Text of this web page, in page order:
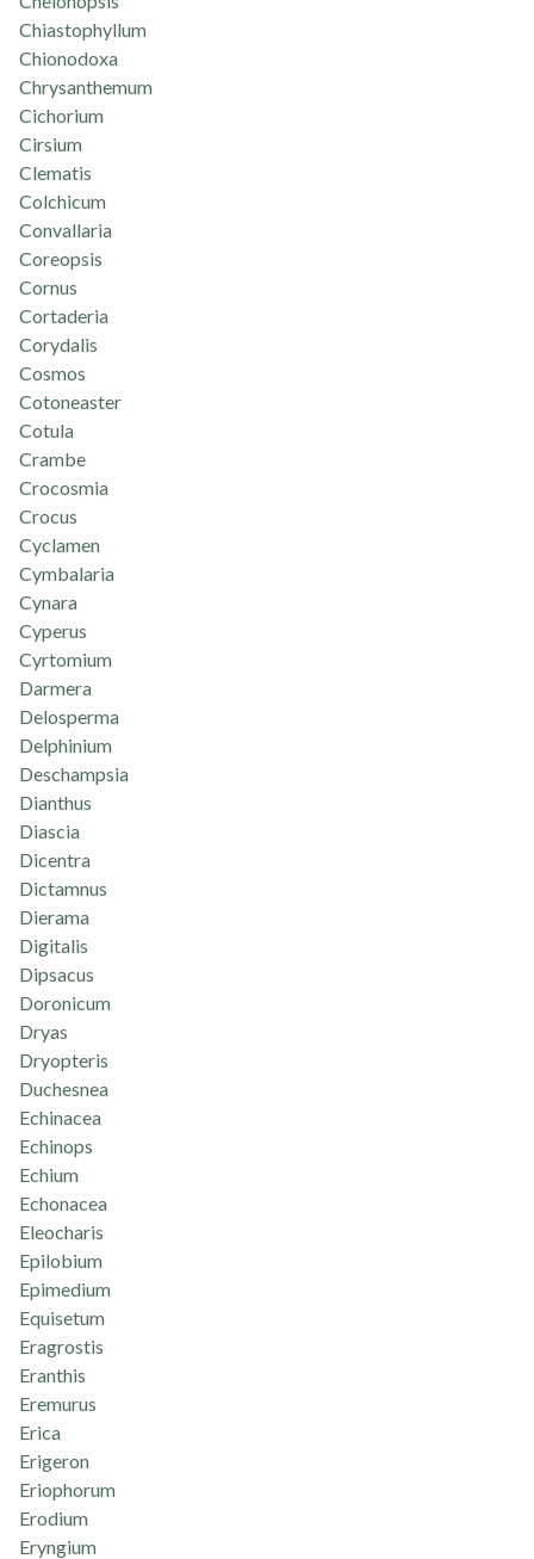
Chiastophyllum
Chionodoxa
Chrysanthemum
Cichorium
Cirsium
Clematis
Colchicum
Convallaria
Coreopsis
Cornus
Cortaderia
Corydalis
Cosmos
Cotoneaster
Cotula
Crambe
Crocosmia
Crocus
Cyclamen
Cymbalaria
Cynara
Cyperus
Cyrtomium
Darmera
Delosperma
Delphinium
Deschampsia
Dianthus
Diascia
Dicentra
Dictamnus
Dierama
Digitalis
Dipsacus
Doronicum
Dryas
Dryopteris
Duchesnea
Echinacea
Echinops
Echium
Echonacea
Eleocharis
Epilobium
Epimedium
Equisetum
Eragrostis
Eranthis
Eremurus
Erica
Erigeron
Eriophorum
Erodium
Eryngium